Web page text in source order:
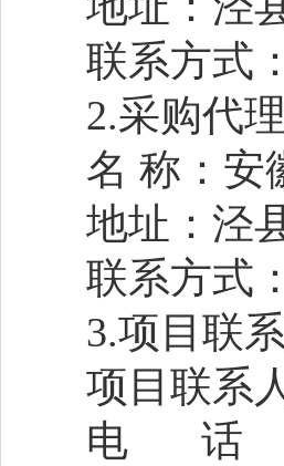
联系方式：
2.采购代
名 称：安
地址：泾
联系方式：
3.项目联
项目联系
电